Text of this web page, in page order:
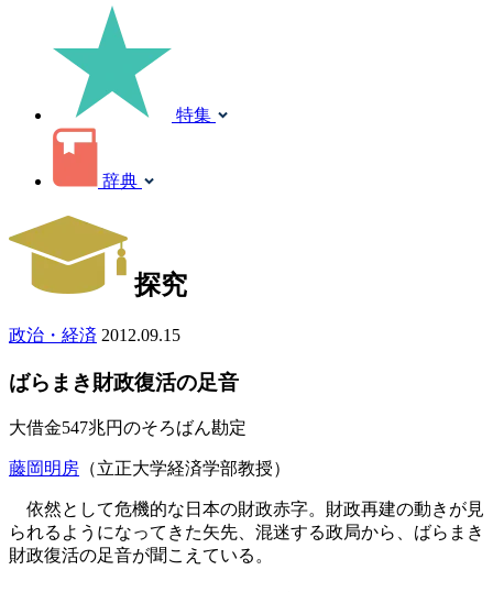
特集
辞典
探究
政治・経済 2012.09.15
ばらまき財政復活の足音
大借金547兆円のそろばん勘定
藤岡明房 （立正大学経済学部教授）
依然として危機的な日本の財政赤字。財政再建の動きが見
られるようになってきた矢先、混迷する政局から、ばらまき
財政復活の足音が聞こえている。